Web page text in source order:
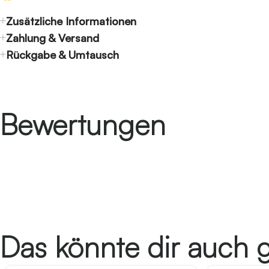
Zusätzliche Informationen
Zahlung & Versand
Rückgabe & Umtausch
Bewertungen
Das könnte dir auch